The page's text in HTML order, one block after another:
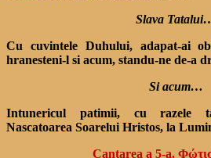
Slava
Cu cuvintele Duhului, adapat-ai
hranesteni-l si acum, standu-ne de-a
Si acum…
Intunericul patimii, cu razele
Nascatoarea Soarelui Hristos, la
Cantarea a 5-a.